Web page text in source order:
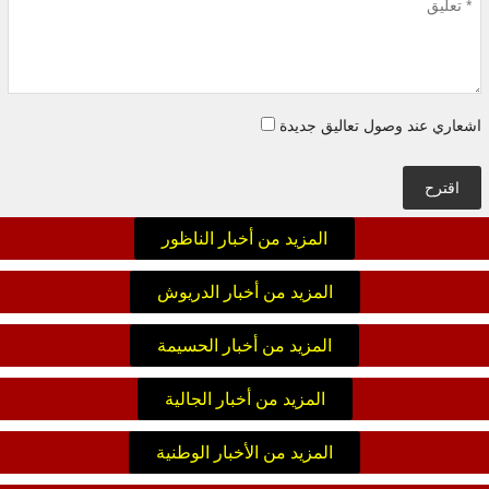
اشعاري عند وصول تعاليق جديدة
اقترح
المزيد من أخبار الناظور
المزيد من أخبار الدريوش
المزيد من أخبار الحسيمة
المزيد من أخبار الجالية
المزيد من الأخبار الوطنية